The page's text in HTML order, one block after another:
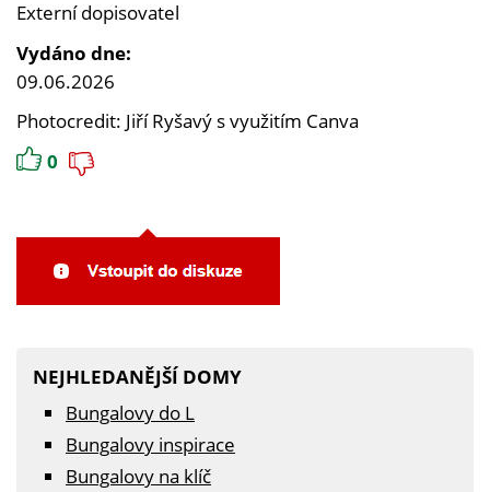
Externí dopisovatel
Vydáno dne:
09.06.2026
Photocredit: Jiří Ryšavý s využitím Canva
0
NEJHLEDANĚJŠÍ DOMY
Bungalovy do L
Bungalovy inspirace
Bungalovy na klíč